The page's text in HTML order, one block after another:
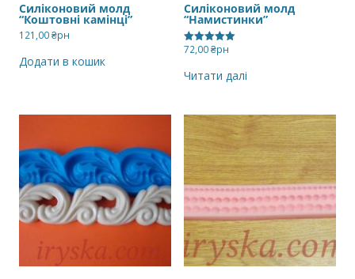
Силіконовий молд
“Коштовні камінці”
121,00₴рн
Додати в кошик
Силіконовий молд
“Намистинки”
Оцінено в
72,00₴рн
Читати далі